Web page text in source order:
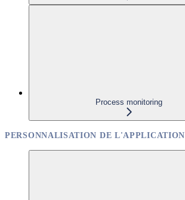
Process monitoring
PERSONNALISATION DE L'APPLICATION